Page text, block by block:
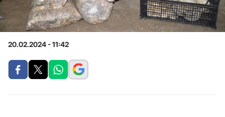
20.02.2024 - 11:42